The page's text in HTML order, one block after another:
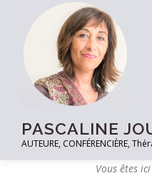
PASCALINE
AUTEURE, CONFÉRENCIÈRE,
Vous êtes